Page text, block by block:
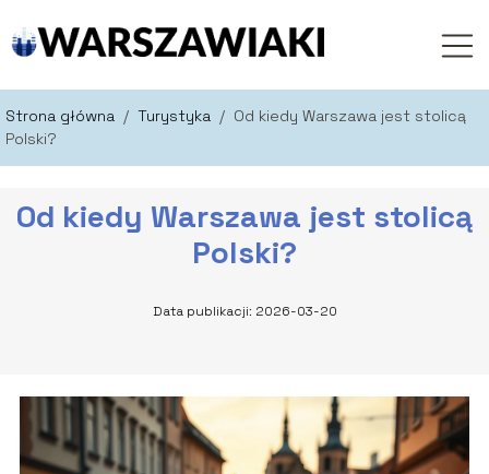
Strona główna / Turystyka / Od kiedy Warszawa jest stolicą
Polski?
Od kiedy Warszawa jest stolicą
Polski?
Data publikacji: 2026-03-20